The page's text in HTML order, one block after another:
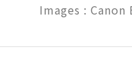
Images : Canon